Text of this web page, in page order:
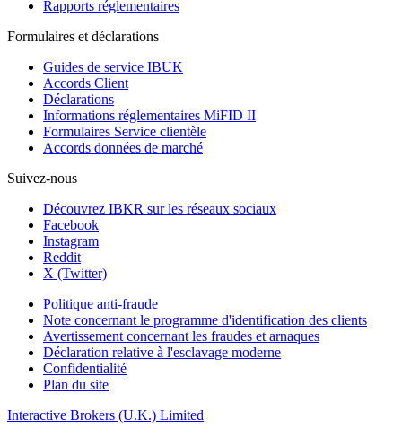
Rapports réglementaires
Formulaires et déclarations
Guides de service IBUK
Accords Client
Déclarations
Informations réglementaires MiFID II
Formulaires Service clientèle
Accords données de marché
Suivez-nous
Découvrez IBKR sur les réseaux sociaux
Facebook
Instagram
Reddit
X (Twitter)
Politique anti-fraude
Note concernant le programme d'identification des clients
Avertissement concernant les fraudes et arnaques
Déclaration relative à l'esclavage moderne
Confidentialité
Plan du site
Interactive Brokers (U.K.) Limited